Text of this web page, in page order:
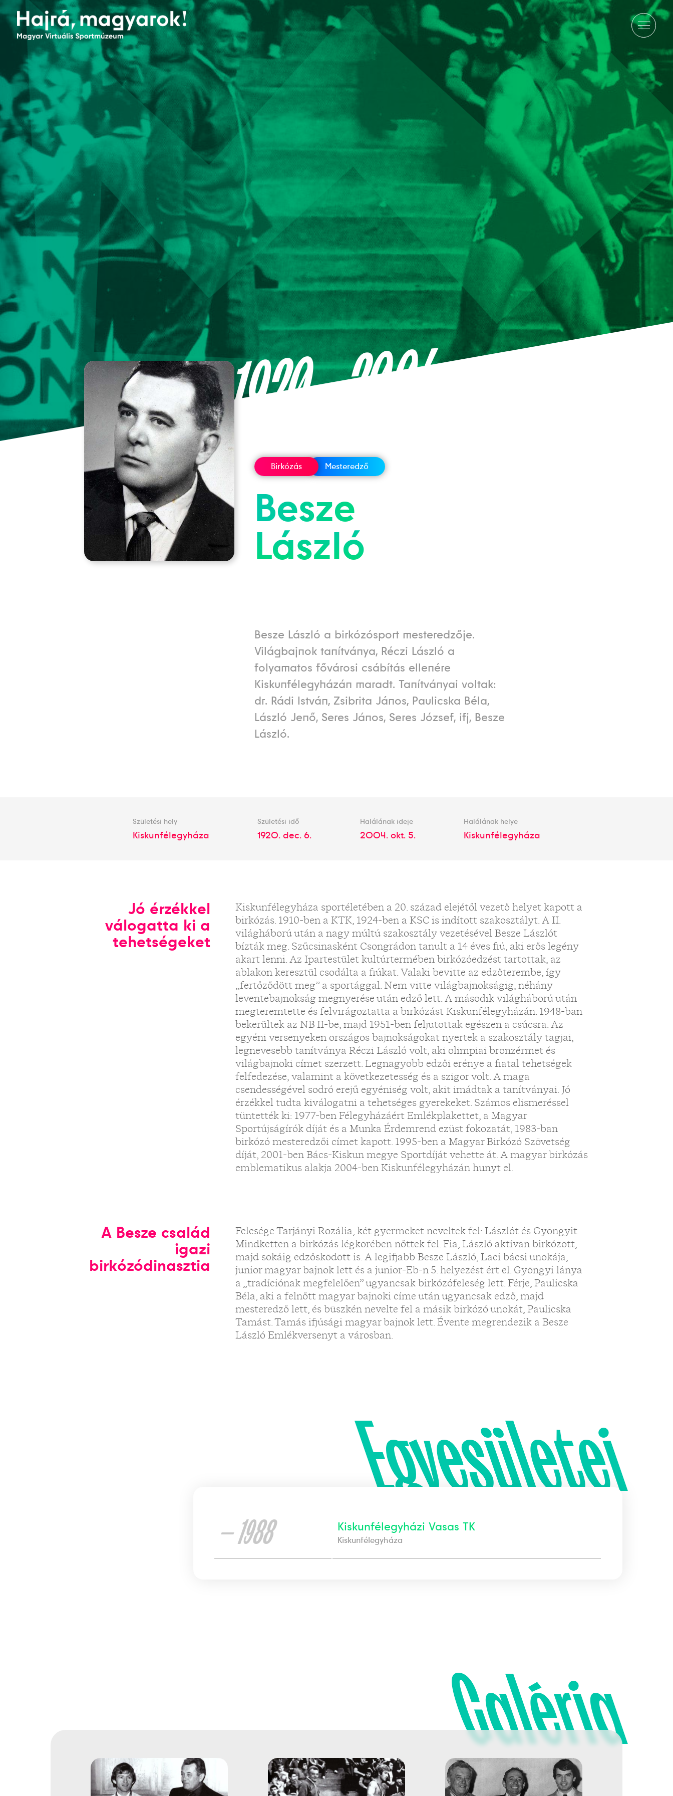
1920—2004
Birkózás Mesteredző
Besze
László
Besze László a birkózósport mesteredzője.
Világbajnok tanítványa, Réczi László a
folyamatos fővárosi csábítás ellenére
Kiskunfélegyházán maradt. Tanítványai voltak:
dr. Rádi István, Zsibrita János, Paulicska Béla,
László Jenő, Seres János, Seres József, ifj, Besze
László.
Születési hely
Kiskunfélegyháza
Születési idő
1920. dec. 6.
Halálának ideje
2004. okt. 5.
Halálának helye
Kiskunfélegyháza
Jó érzékkel
válogatta ki a
tehetségeket
Kiskunfélegyháza sportéletében a 20. század elejétől vezető helyet kapott a
birkózás. 1910-ben a KTK, 1924-ben a KSC is indított szakosztályt. A II.
világháború után a nagy múltú szakosztály vezetésével Besze Lászlót
bízták meg. Szűcsinasként Csongrádon tanult a 14 éves fiú, aki erős legény
akart lenni. Az Ipartestület kultúrtermében birkózóedzést tartottak, az
ablakon keresztül csodálta a fiúkat. Valaki bevitte az edzőterembe, így
„fertőződött meg” a sportággal. Nem vitte világbajnokságig, néhány
leventebajnokság megnyerése után edző lett. A második világháború után
megteremtette és felvirágoztatta a birkózást Kiskunfélegyházán. 1948-ban
bekerültek az NB II-be, majd 1951-ben feljutottak egészen a csúcsra. Az
egyéni versenyeken országos bajnokságokat nyertek a szakosztály tagjai,
legnevesebb tanítványa Réczi László volt, aki olimpiai bronzérmet és
világbajnoki címet szerzett. Legnagyobb edzői erénye a fiatal tehetségek
felfedezése, valamint a következetesség és a szigor volt. A maga
csendességével sodró erejű egyéniség volt, akit imádtak a tanítványai. Jó
érzékkel tudta kiválogatni a tehetséges gyerekeket. Számos elismeréssel
tüntették ki: 1977-ben Félegyházáért Emlékplakettet, a Magyar
Sportújságírók díját és a Munka Érdemrend ezüst fokozatát, 1983-ban
birkózó mesteredzői címet kapott. 1995-ben a Magyar Birkózó Szövetség
díját, 2001-ben Bács-Kiskun megye Sportdíját vehette át. A magyar birkózás
emblematikus alakja 2004-ben Kiskunfélegyházán hunyt el.
A Besze család
igazi
birkózódinasztia
Felesége Tarjányi Rozália, két gyermeket neveltek fel: Lászlót és Gyöngyit.
Mindketten a birkózás légkörében nőttek fel. Fia, László aktívan birkózott,
majd sokáig edzősködött is. A legifjabb Besze László, Laci bácsi unokája,
junior magyar bajnok lett és a junior-Eb-n 5. helyezést ért el. Gyöngyi lánya
a „tradíciónak megfelelően” ugyancsak birkózófeleség lett. Férje, Paulicska
Béla, aki a felnőtt magyar bajnoki címe után ugyancsak edző, majd
mesteredző lett, és büszkén nevelte fel a másik birkózó unokát, Paulicska
Tamást. Tamás ifjúsági magyar bajnok lett. Évente megrendezik a Besze
László Emlékversenyt a városban.
Egyesületei
— 1988 Kiskunfélegyházi Vasas TK
Kiskunfélegyháza
Galéria